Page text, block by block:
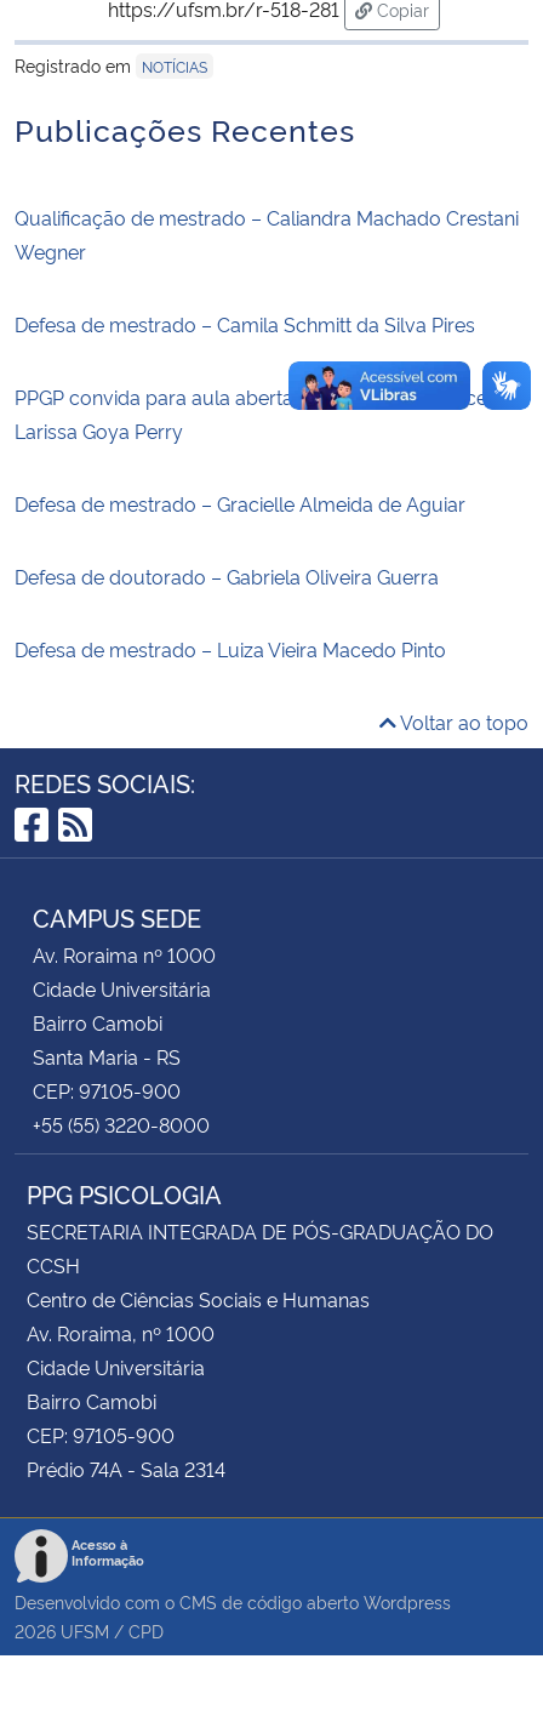
Controladoria-Geral da União
Ministério da Mulher, da Família e dos Direitos Humanos
Secretaria-Geral
Gabinete de Segurança Institucional
Advocacia-Geral da União
Banco Central do Brasil
https://ufsm.br/r-518-281
Copiar
para área de
Registrado em
NOTÍCIAS
Publicações Recentes
Qualificação de mestrado – Caliandra Machado Crestani
Wegner
Defesa de mestrado – Camila Schmitt da Silva Pires
PPGP convida para aula aberta ministrada pela discente
Larissa Goya Perry
Defesa de mestrado – Gracielle Almeida de Aguiar
Defesa de doutorado – Gabriela Oliveira Guerra
Defesa de mestrado – Luiza Vieira Macedo Pinto
Voltar ao topo
REDES SOCIAIS:
Facebook
RSS
CAMPUS SEDE
Av. Roraima nº 1000
Cidade Universitária
Bairro Camobi
Santa Maria - RS
CEP: 97105-900
+55 (55) 3220-8000
PPG PSICOLOGIA
SECRETARIA INTEGRADA DE PÓS-GRADUAÇÃO DO
CCSH
Centro de Ciências Sociais e Humanas
Av. Roraima, nº 1000
Cidade Universitária
Bairro Camobi
CEP: 97105-900
Prédio 74A - Sala 2314
Acesso à
Informação
Desenvolvido com o CMS de código aberto Wordpress
2026 UFSM / CPD